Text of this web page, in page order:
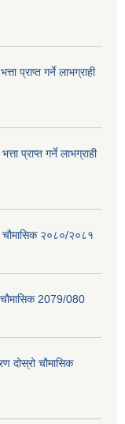
प्राप्त गर्ने लाभग्राही
प्राप्त गर्ने लाभग्राही
चौमासिक २०८०/२०८१
चौमासिक 2079/080
दोस्रो चौमासिक